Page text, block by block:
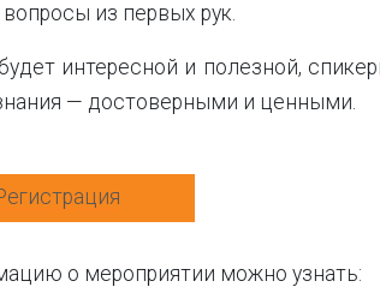
из первых рук.
интересной и полезной,
— достоверными и ценными.
о мероприятии можно узнать: